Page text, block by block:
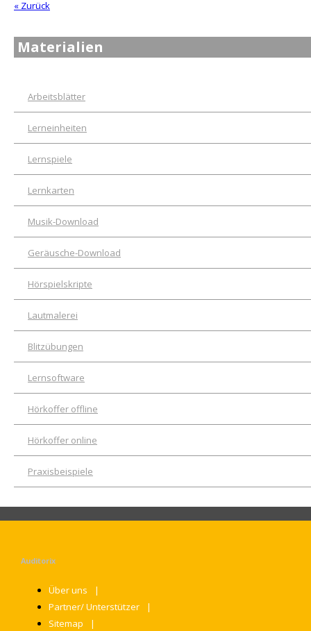
« Zurück
Materialien
Arbeitsblätter
Lerneinheiten
Lernspiele
Lernkarten
Musik-Download
Geräusche-Download
Hörspielskripte
Lautmalerei
Blitzübungen
Lernsoftware
Hörkoffer offline
Hörkoffer online
Praxisbeispiele
Auditorix
Über uns
Partner/ Unterstützer
Sitemap